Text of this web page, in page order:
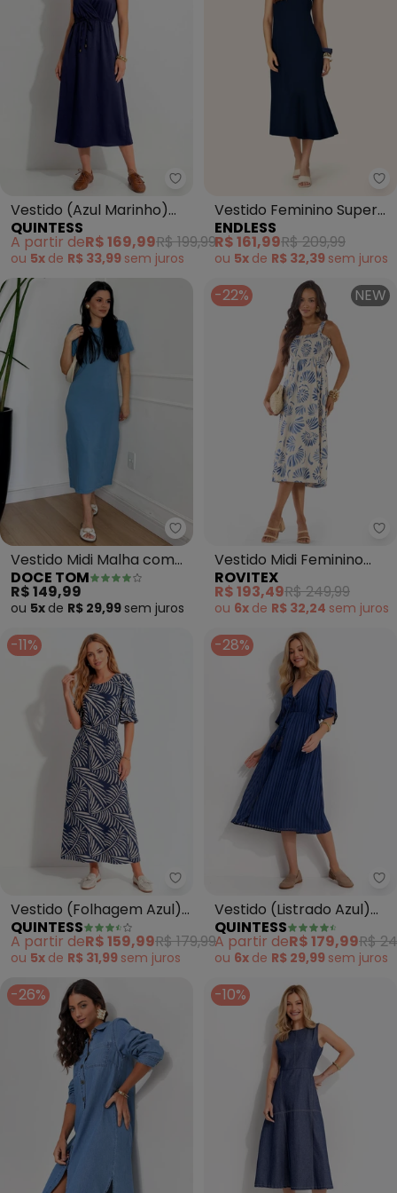
Quintess - Vestido (Azul
Vestido (Azul Marinho)
em Acetinado
QUINTESS
A partir deR$ 169,99R$ 199,99
ou 5x de R$ 33,99 sem juros
Vestido Feminino Super
Midi Evasê Liso (Azul)
ENDLESS
R$ 161,99R$ 209,99
ou 5x de R$ 32,39 sem juros
Doce Tom - Vestido Midi
Vestido Midi Malha com
Fenda Lateral (Azul)
DOCE TOM
R$ 149,99
ou 5x de R$ 29,99 sem juros
-22% NEW
Vestido Midi Feminino
Meia Malha Estampado
(Azul)
ROVITEX
R$ 193,49R$ 249,99
ou 6x de R$ 32,24 sem juros
-11%
Quintess - Vestido (Folhagem
Vestido (Folhagem Azul)
em Malha de Viscose
QUINTESS
A partir deR$ 159,99R$ 179,99
ou 5x de R$ 31,99 sem juros
-28%
Vestido (Listrado Azul)
Voil de Poliéster
QUINTESS
A partir deR$ 179,99R$
ou 6x de R$ 29,99 sem juros
-26% -10%